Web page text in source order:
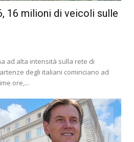
16 milioni di veicoli sulle
ad alta intensità sulla rete di
degli italiani cominciano ad
ore,...